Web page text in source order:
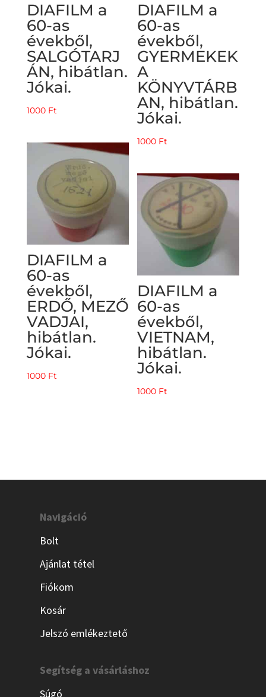
DIAFILM a
60-as
évekből,
SALGÓTARJ
ÁN, hibátlan.
Jókai.
1000 Ft
DIAFILM a
60-as
évekből,
GYERMEKEK
A
KÖNYVTÁRB
AN, hibátlan.
Jókai.
1000 Ft
DIAFILM a
60-as
évekből,
ERDŐ, MEZŐ
VADJAI,
hibátlan.
Jókai.
1000 Ft
DIAFILM a
60-as
évekből,
VIETNAM,
hibátlan.
Jókai.
1000 Ft
Navigáció
Bolt
Ajánlat tétel
Fiókom
Kosár
Jelszó emlékeztető
Segítség a vásárláshoz
Súgó